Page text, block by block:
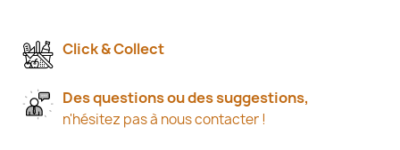
Click & Collect
Des questions ou des suggestions,
n'hésitez pas à nous contacter !